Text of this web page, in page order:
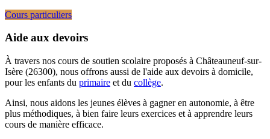
Cours particuliers
Aide aux devoirs
À travers nos cours de soutien scolaire proposés à Châteauneuf-sur-
Isère (26300), nous offrons aussi de l'aide aux devoirs à domicile,
pour les enfants du primaire et du collège.
Ainsi, nous aidons les jeunes élèves à gagner en autonomie, à être
plus méthodiques, à bien faire leurs exercices et à apprendre leurs
cours de manière efficace.